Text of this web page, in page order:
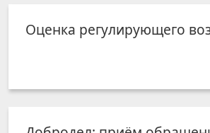
Оценка регулирующего